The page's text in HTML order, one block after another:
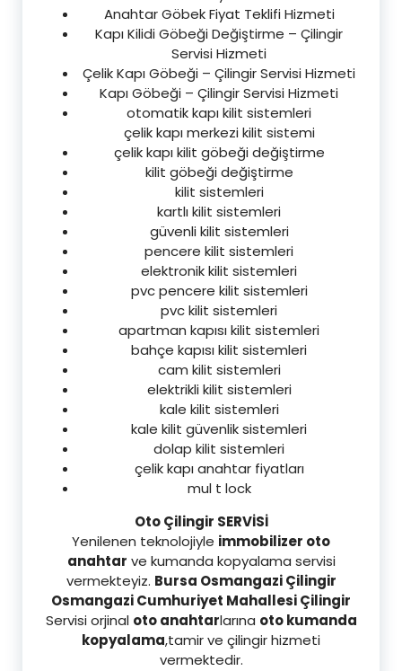
Anahtar Göbek Fiyat Teklifi Hizmeti
Kapı Kilidi Göbeği Değiştirme – Çilingir
Servisi Hizmeti
Çelik Kapı Göbeği – Çilingir Servisi Hizmeti
Kapı Göbeği – Çilingir Servisi Hizmeti
otomatik kapı kilit sistemleri
çelik kapı merkezi kilit sistemi
çelik kapı kilit göbeği değiştirme
kilit göbeği değiştirme
kilit sistemleri
kartlı kilit sistemleri
güvenli kilit sistemleri
pencere kilit sistemleri
elektronik kilit sistemleri
pvc pencere kilit sistemleri
pvc kilit sistemleri
apartman kapısı kilit sistemleri
bahçe kapısı kilit sistemleri
cam kilit sistemleri
elektrikli kilit sistemleri
kale kilit sistemleri
kale kilit güvenlik sistemleri
dolap kilit sistemleri
çelik kapı anahtar fiyatları
mul t lock
Oto Çilingir SERVİSİ
Yenilenen teknolojiyle immobilizer oto
anahtar ve kumanda kopyalama servisi
vermekteyiz. Bursa Osmangazi Çilingir
Osmangazi Cumhuriyet Mahallesi Çilingir
Servisi orjinal oto anahtarlarına oto kumanda
kopyalama,tamir ve çilingir hizmeti
vermektedir.